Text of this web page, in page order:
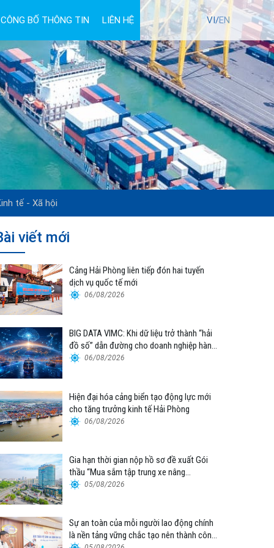
CÔNG BỐ THÔNG TIN LIÊN HỆ TUYỂN DỤNG VI/EN
tế - Xã hội
viết mới
Cảng Hải Phòng liên tiếp đón hai tuyến
dịch vụ quốc tế mới
06/08/2026
BIG DATA VIMC: Khi dữ liệu trở thành “hải
đồ số” dẫn đường cho doanh nghiệp hàng
hải 06/08/2026
Hiện đại hóa cảng biển tạo động lực mới
cho tăng trưởng kinh tế Hải Phòng
06/08/2026
Gia hạn thời gian nộp hồ sơ đề xuất Gói
thầu “Mua sắm tập trung xe nâng
container thuộc Tổng công ty Hàng hải
05/08/2026
Sự an toàn của mỗi người lao động chính
là nền tảng vững chắc tạo nên thành công